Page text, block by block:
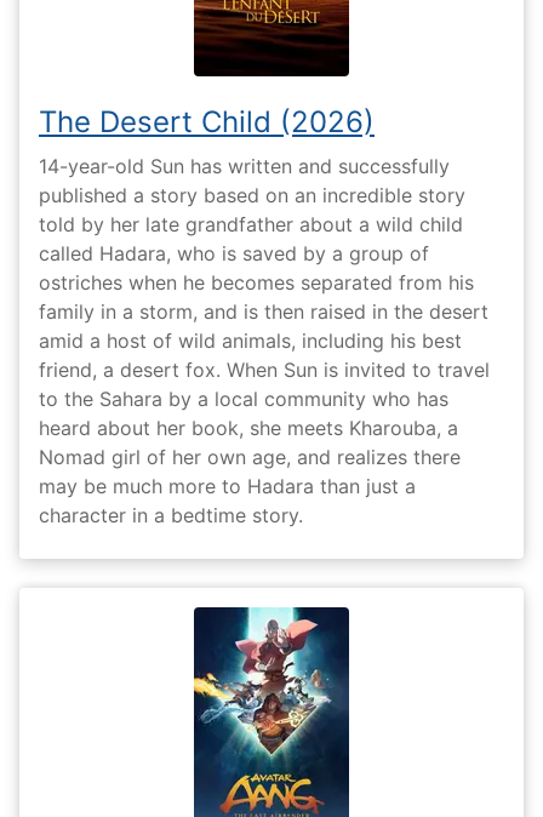
The Desert Child (2026)
14-year-old Sun has written and successfully
published a story based on an incredible story
told by her late grandfather about a wild child
called Hadara, who is saved by a group of
ostriches when he becomes separated from his
family in a storm, and is then raised in the desert
amid a host of wild animals, including his best
friend, a desert fox. When Sun is invited to travel
to the Sahara by a local community who has
heard about her book, she meets Kharouba, a
Nomad girl of her own age, and realizes there
may be much more to Hadara than just a
character in a bedtime story.